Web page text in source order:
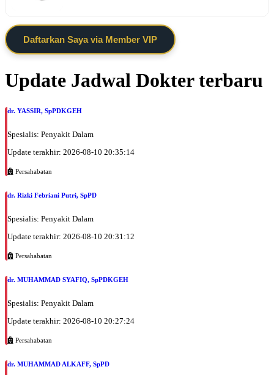
Daftarkan Saya via Member VIP
Update Jadwal Dokter terbaru
dr. YASSIR, SpPDKGEH
Spesialis: Penyakit Dalam
Update terakhir: 2026-08-10 20:35:14
Persahabatan
dr. Rizki Febriani Putri, SpPD
Spesialis: Penyakit Dalam
Update terakhir: 2026-08-10 20:31:12
Persahabatan
dr. MUHAMMAD SYAFIQ, SpPDKGEH
Spesialis: Penyakit Dalam
Update terakhir: 2026-08-10 20:27:24
Persahabatan
dr. MUHAMMAD ALKAFF, SpPD